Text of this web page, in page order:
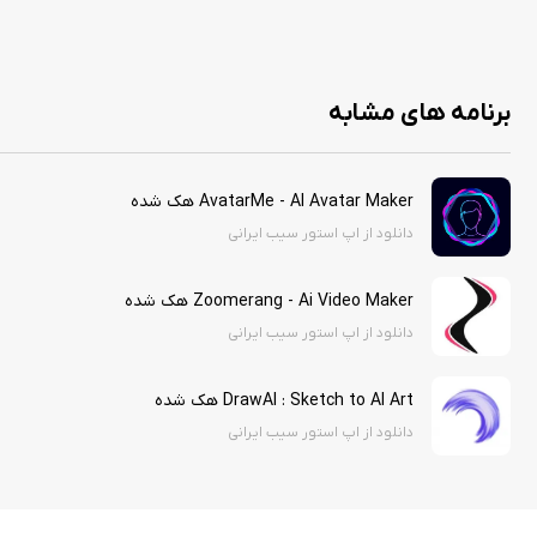
برنامه های مشابه
AvatarMe - AI Avatar Maker هک شده
دانلود از اپ استور سیب ایرانی
Zoomerang - Ai Video Maker هک شده
دانلود از اپ استور سیب ایرانی
DrawAI : Sketch to AI Art هک شده
دانلود از اپ استور سیب ایرانی